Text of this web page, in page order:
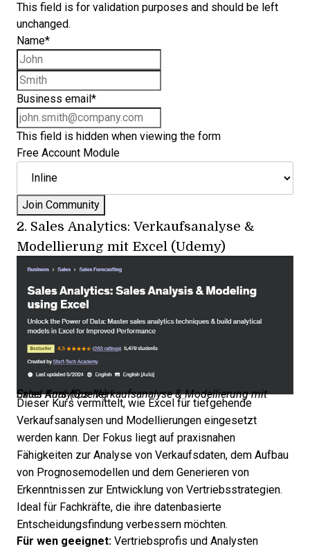
This field is for validation purposes and should be left
unchanged.
Name*
Business email *
This field is hidden when viewing the form
Free Account Module
2. Sales Analytics: Verkaufsanalyse &
Modellierung mit Excel (Udemy)
Sales Analytics: Verkaufsanalyse & Modellierung mit Excel Kurs (Quelle)
Dieser Kurs vermittelt, wie Excel für tiefgehende
Verkaufsanalysen und Modellierungen eingesetzt
werden kann. Der Fokus liegt auf praxisnahen
Fähigkeiten zur Analyse von Verkaufsdaten, dem Aufbau
von Prognosemodellen und dem Generieren von
Erkenntnissen zur Entwicklung von Vertriebsstrategien.
Ideal für Fachkräfte, die ihre datenbasierte
Entscheidungsfindung verbessern möchten.
Für wen geeignet: Vertriebsprofis und Analysten